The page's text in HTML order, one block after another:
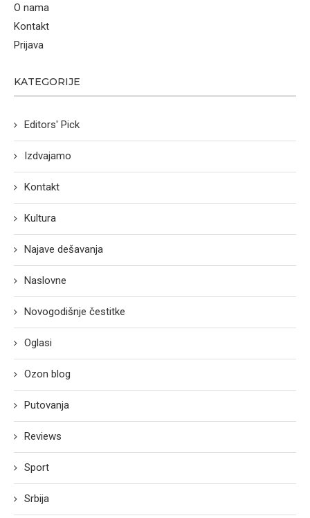
O nama
Kontakt
Prijava
KATEGORIJE
Editors' Pick
Izdvajamo
Kontakt
Kultura
Najave dešavanja
Naslovne
Novogodišnje čestitke
Oglasi
Ozon blog
Putovanja
Reviews
Sport
Srbija